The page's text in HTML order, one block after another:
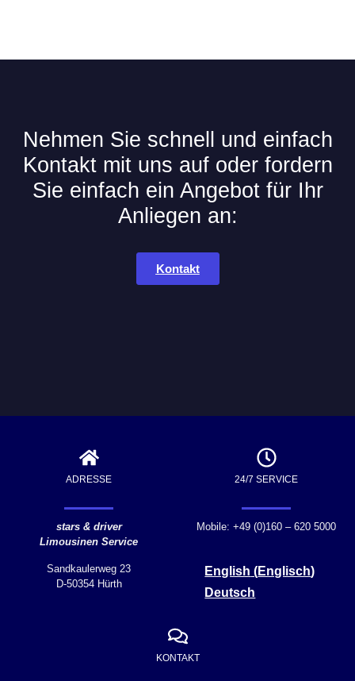
Nehmen Sie schnell und einfach
Kontakt mit uns auf oder fordern
Sie einfach ein Angebot für Ihr
Anliegen an:
Kontakt
ADRESSE
stars & driver
Limousinen Service
Sandkaulerweg 23
D-50354 Hürth
24/7 SERVICE
Mobile: +49 (0)160 – 620 5000
English (Englisch)
Deutsch
KONTAKT